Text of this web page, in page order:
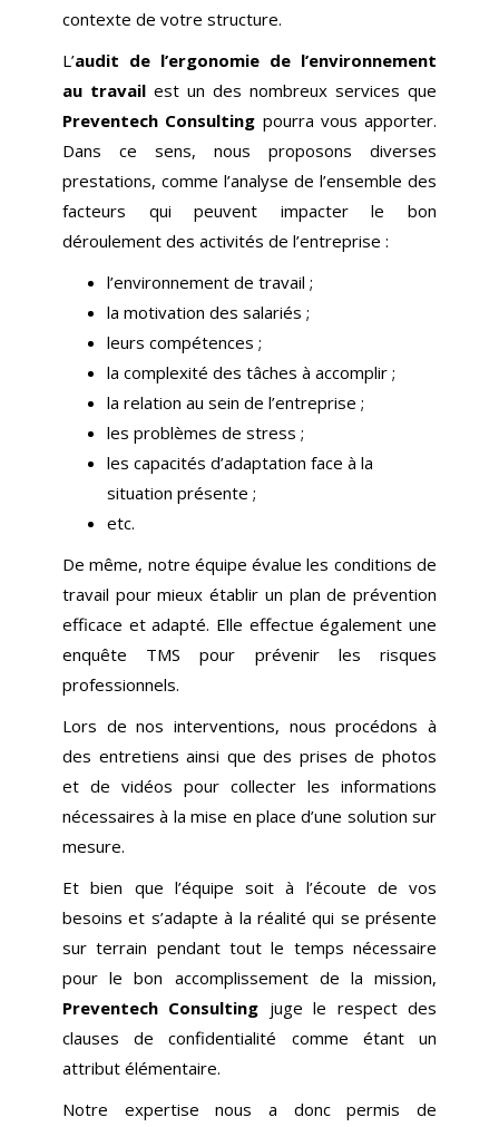
contexte de votre structure.
L’audit de l’ergonomie de l’environnement
au travail est un des nombreux services que
Preventech Consulting pourra vous apporter.
Dans ce sens, nous proposons diverses
prestations, comme l’analyse de l’ensemble des
facteurs qui peuvent impacter le bon
déroulement des activités de l’entreprise :
l’environnement de travail ;
la motivation des salariés ;
leurs compétences ;
la complexité des tâches à accomplir ;
la relation au sein de l’entreprise ;
les problèmes de stress ;
les capacités d’adaptation face à la
situation présente ;
etc.
De même, notre équipe évalue les conditions de
travail pour mieux établir un plan de prévention
efficace et adapté. Elle effectue également une
enquête TMS pour prévenir les risques
professionnels.
Lors de nos interventions, nous procédons à
des entretiens ainsi que des prises de photos
et de vidéos pour collecter les informations
nécessaires à la mise en place d’une solution sur
mesure.
Et bien que l’équipe soit à l’écoute de vos
besoins et s’adapte à la réalité qui se présente
sur terrain pendant tout le temps nécessaire
pour le bon accomplissement de la mission,
Preventech Consulting juge le respect des
clauses de confidentialité comme étant un
attribut élémentaire.
Notre expertise nous a donc permis de